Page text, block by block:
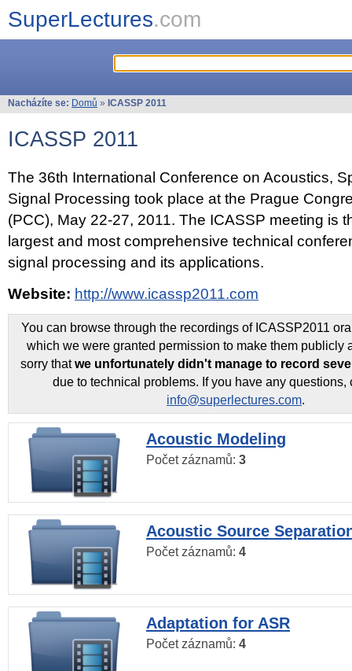
SuperLectures.com
Nacházíte se: Domů » ICASSP 2011
ICASSP 2011
The 36th International Conference on Acoustics,
Signal Processing took place at the Prague
(PCC), May 22-27, 2011. The ICASSP meeting is
largest and most comprehensive technical
signal processing and its applications.
Website: http://www.icassp2011.com
You can browse through the recordings of ICASSP2011
which we were granted permission to make them publicly
sorry thatwe unfortunately didn't manage to record
due to technical problems. If you have any questions,
info@superlectures.com.
Acoustic Modeling
Počet záznamů: 3
Acoustic Source
Počet záznamů: 4
Adaptation for ASR
Počet záznamů: 4